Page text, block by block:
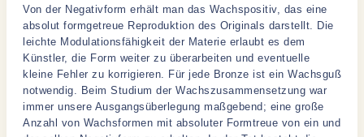
Von der Negativform erhält man das Wachspositiv, das eine
absolut formgetreue Reproduktion des Originals darstellt. Die
leichte Modulationsfähigkeit der Materie erlaubt es dem
Künstler, die Form weiter zu überarbeiten und eventuelle
kleine Fehler zu korrigieren. Für jede Bronze ist ein Wachsguß
notwendig. Beim Studium der Wachszusammensetzung war
immer unsere Ausgangsüberlegung maßgebend; eine große
Anzahl von Wachsformen mit absoluter Formtreue von ein und